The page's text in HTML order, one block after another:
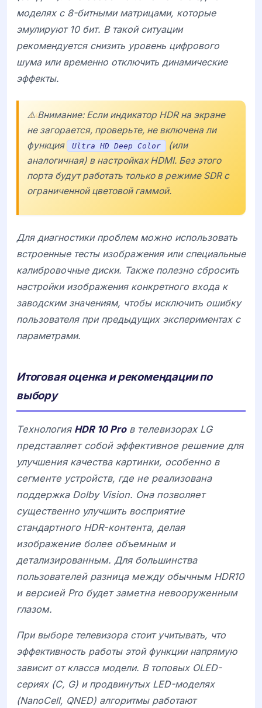
моделях с 8-битными матрицами, которые
эмулируют 10 бит. В такой ситуации
рекомендуется снизить уровень цифрового
шума или временно отключить динамические
эффекты.
⚠️ Внимание: Если индикатор HDR на экране
не загорается, проверьте, не включена ли
функция
Ultra HD Deep Color
(или
аналогичная) в настройках HDMI. Без этого
порта будут работать только в режиме SDR с
ограниченной цветовой гаммой.
Для диагностики проблем можно использовать
встроенные тесты изображения или специальные
калибровочные диски. Также полезно сбросить
настройки изображения конкретного входа к
заводским значениям, чтобы исключить ошибку
пользователя при предыдущих экспериментах с
параметрами.
Итоговая оценка и рекомендации по
выбору
Технология HDR 10 Proв телевизорах LG
представляет собой эффективное решение для
улучшения качества картинки, особенно в
сегменте устройств, где не реализована
поддержка Dolby Vision. Она позволяет
существенно улучшить восприятие
стандартного HDR-контента, делая
изображение более объемным и
детализированным. Для большинства
пользователей разница между обычным HDR10
и версией Proбудет заметна невооруженным
глазом.
При выборе телевизора стоит учитывать, что
эффективность работы этой функции напрямую
зависит от класса модели. В топовых OLED-
сериях (C, G) и продвинутых LED-моделях
(NanoCell, QNED) алгоритмы работают